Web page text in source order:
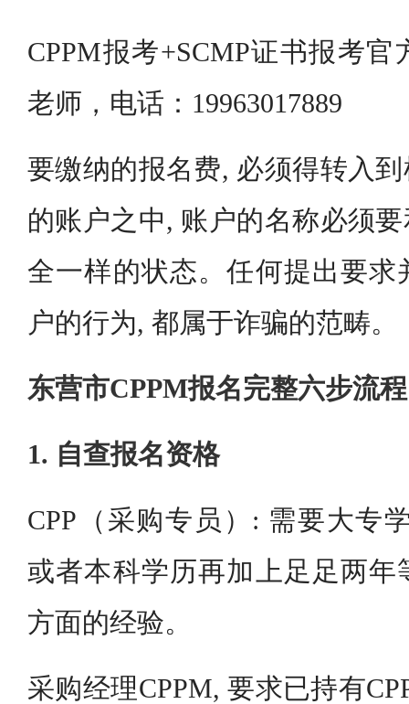
CPPM报考+SCMP证书报考
老师，电话：19963017889
要缴纳的报名费, 必须得转入
的账户之中, 账户的名称必须
全一样的状态。任何提出要求
户的行为, 都属于诈骗的范畴。
东营市CPPM报名完整六步流程
1. 自查报名资格
CPP（采购专员）: 需要大专
或者本科学历再加上足足两年
方面的经验。
采购经理CPPM, 要求已持有